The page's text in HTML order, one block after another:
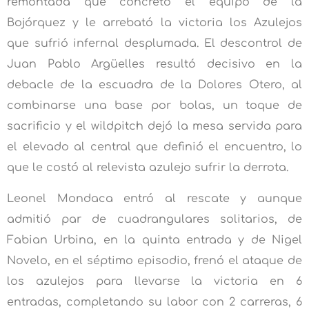
Bojórquez y le arrebató la victoria los Azulejos
que sufrió infernal desplumada. El descontrol de
Juan Pablo Argüelles resultó decisivo en la
debacle de la escuadra de la Dolores Otero, al
combinarse una base por bolas, un toque de
sacrificio y el wildpitch dejó la mesa servida para
el elevado al central que definió el encuentro, lo
que le costó al relevista azulejo sufrir la derrota.
Leonel Mondaca entró al rescate y aunque
admitió par de cuadrangulares solitarios, de
Fabian Urbina, en la quinta entrada y de Nigel
Novelo, en el séptimo episodio, frenó el ataque de
los azulejos para llevarse la victoria en 6
entradas, completando su labor con 2 carreras, 6